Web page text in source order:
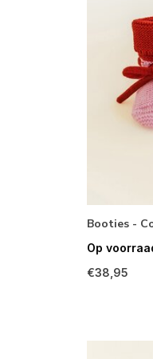
Booties -
Op
€38,95